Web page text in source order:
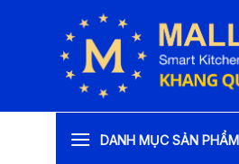
DANH MỤC SẢN PHẨM